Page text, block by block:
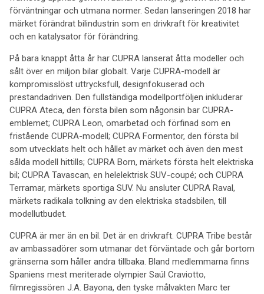
förväntningar och utmana normer. Sedan lanseringen 2018 har
märket förändrat bilindustrin som en drivkraft för kreativitet
och en katalysator för förändring.
På bara knappt åtta år har CUPRA lanserat åtta modeller och
sålt över en miljon bilar globalt. Varje CUPRA-modell är
kompromisslöst uttrycksfull, designfokuserad och
prestandadriven. Den fullständiga modellportföljen inkluderar
CUPRA Ateca, den första bilen som någonsin bar CUPRA-
emblemet; CUPRA Leon, omarbetad och förfinad som en
fristående CUPRA-modell; CUPRA Formentor, den första bil
som utvecklats helt och hållet av märket och även den mest
sålda modell hittills; CUPRA Born, märkets första helt elektriska
bil; CUPRA Tavascan, en helelektrisk SUV-coupé; och CUPRA
Terramar, märkets sportiga SUV. Nu ansluter CUPRA Raval,
märkets radikala tolkning av den elektriska stadsbilen, till
modellutbudet.
CUPRA är mer än en bil. Det är en drivkraft. CUPRA Tribe består
av ambassadörer som utmanar det förväntade och går bortom
gränserna som håller andra tillbaka. Bland medlemmarna finns
Spaniens mest meriterade olympier Saúl Craviotto,
filmregissören J.A. Bayona, den tyske målvakten Marc ter